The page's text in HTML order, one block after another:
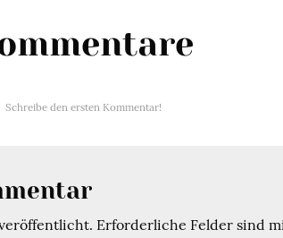
Schreibe den ersten Kommentar!
Erforderliche Felder sind